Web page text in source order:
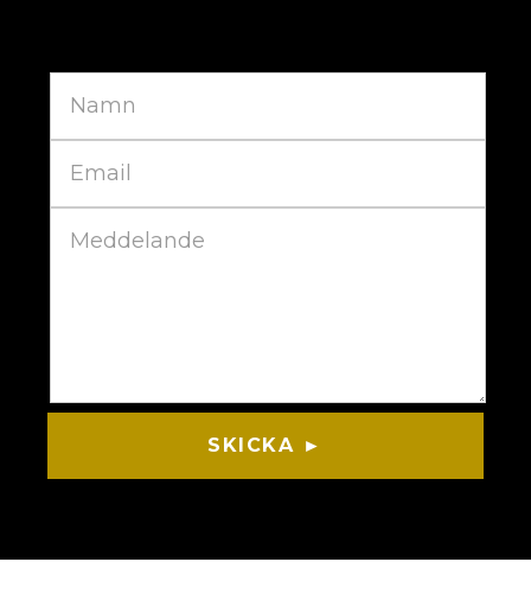
SKICKA ►